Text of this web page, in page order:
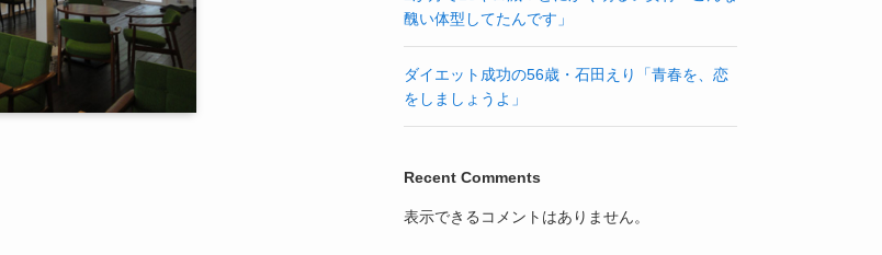
醜い体型してたんです」
ダイエット成功の56歳・石田えり「青春を、恋
をしましょうよ」
Recent Comments
表示できるコメントはありません。